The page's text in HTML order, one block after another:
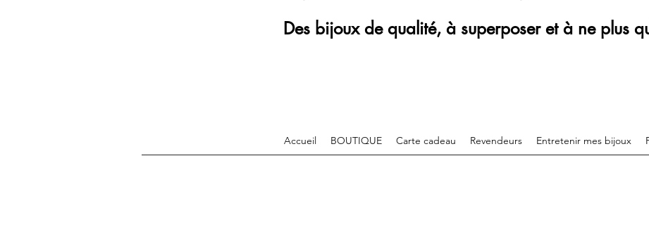
Des bijoux de qualité, à superposer et à ne plus
Accueil BOUTIQUE Carte cadeau Revendeurs Entretenir mes bijoux